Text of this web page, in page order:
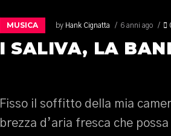
MUSICA by Hank Cignatta 6 anni ago
I SALIVA, LA
Fisso il soffitto della mia
brezza d’aria fresca che